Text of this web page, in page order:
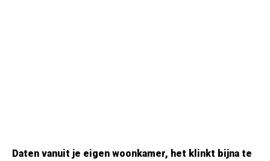
Daten vanuit je eigen woonkamer, het klinkt bijna te